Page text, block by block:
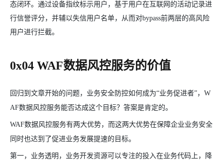
态闭环。通过设备指纹标示用户，基于用户在互联网的活动记录进
行信誉评分，并辅以失信用户名单，从而对bypass前两层的高风险
用户进行拦截。
0x04 WAF数据风控服务的价值
回归到文章开始的问题，业务安全防控如何成为“业务促进者”，W
AF数据风控服务能否达成这个目标？答案是肯定的。
WAF数据风控服务有两大优势，而这两大优势在保障企业业务安全
同时也达到了促进业务发展提速的目标。
第一，业务透明，业务开发资源可以专注的投入在业务代码上，降